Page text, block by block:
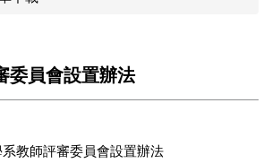
委員會設置辦法
教師評審委員會設置辦法